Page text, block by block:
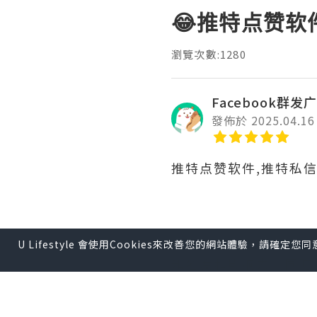
😂推特点赞软
瀏覽次數:1280
Facebook群发
發佈於 2025.04.16
推特点赞软件,推特私
推特是品牌传播的重
U Lifestyle 會使用Cookies來改善您的網站體驗，請確定您同